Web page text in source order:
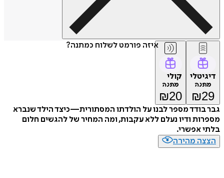
איזה פורמט לשלוח כמתנה?
₪
קולי
מתנה
₪ 20
מספר לבנו על הולדתו המסתורית—כיצד הילד שנברא
ודיו נעלם ללא עקבות, ומה המחיר של להגשים חלום
אפשרי.
מהירה